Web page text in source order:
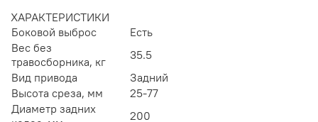
ХАРАКТЕРИСТИКИ
Боковой выброс
Есть
Вес без
травосборника, кг
35.5
Вид привода
Задний
Высота среза, мм
25-77
Диаметр задних
200